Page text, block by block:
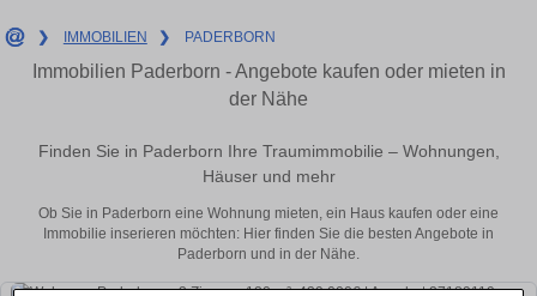
❯ IMMOBILIEN ❯ PADERBORN
Immobilien Paderborn - Angebote kaufen oder mieten in
der Nähe
Finden Sie in Paderborn Ihre Traumimmobilie – Wohnungen,
Häuser und mehr
Ob Sie in Paderborn eine Wohnung mieten, ein Haus kaufen oder eine
Immobilie inserieren möchten: Hier finden Sie die besten Angebote in
Paderborn und in der Nähe.